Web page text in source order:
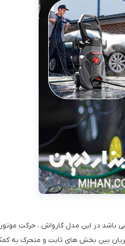
در این مدل کارواش ، حرکت موتور
جریان بین بخش های ثابت و متحرک به